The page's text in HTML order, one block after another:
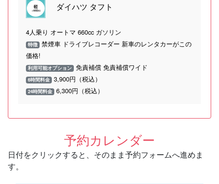
ダイハツ タフト
4人乗り オートマ 660cc ガソリン
特徴 禁煙車 ドライブレコーダー 新車のレンタカーがこの
価格!
利用可能オプション 免責補償 免責補償ワイド
6時間料金 3,900円（税込）
24時間料金 6,300円（税込）
予約カレンダー
日付をクリックすると、そのまま予約フォームへ進めま
す。